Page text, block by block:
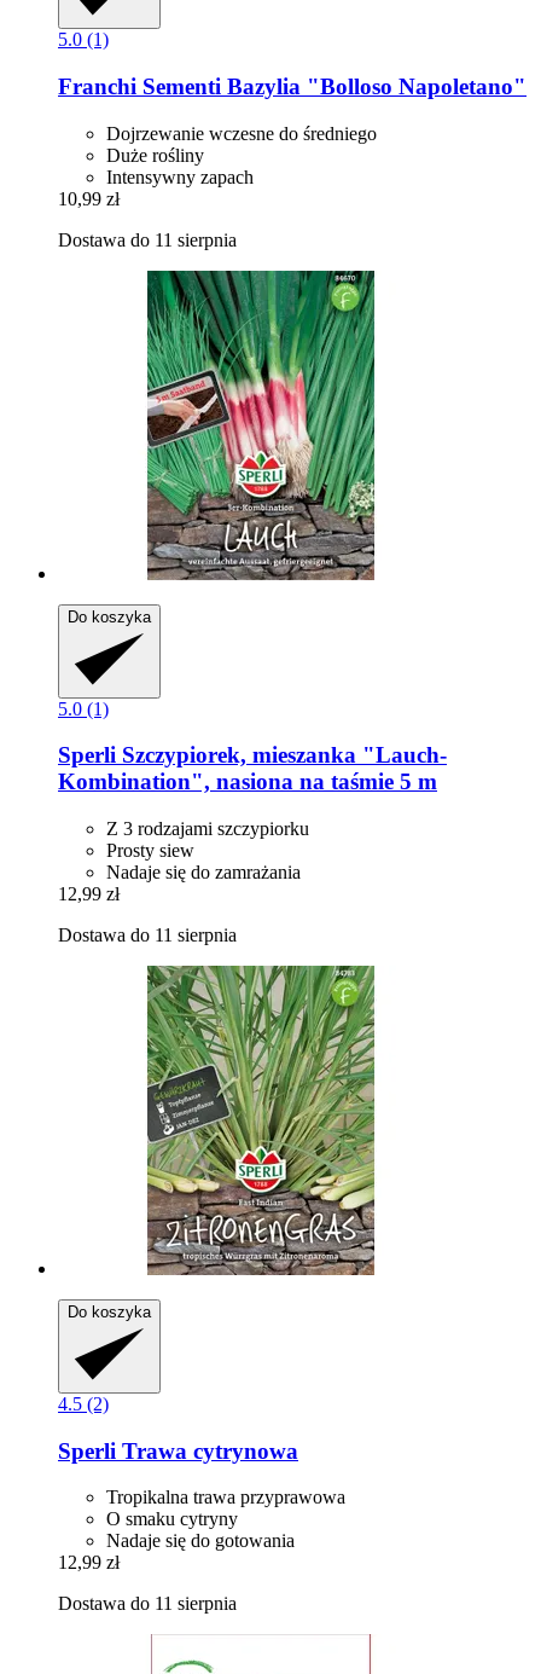
5.0 (1)
Franchi Sementi Bazylia "Bolloso Napoletano"
Dojrzewanie wczesne do średniego
Duże rośliny
Intensywny zapach
10,99 zł
Dostawa do 11 sierpnia
Do koszyka
5.0 (1)
Sperli Szczypiorek, mieszanka "Lauch-​
Kombination", nasiona na taśmie 5 m
Z 3 rodzajami szczypiorku
Prosty siew
Nadaje się do zamrażania
12,99 zł
Dostawa do 11 sierpnia
Do koszyka
4.5 (2)
Sperli Trawa cytrynowa
Tropikalna trawa przyprawowa
O smaku cytryny
Nadaje się do gotowania
12,99 zł
Dostawa do 11 sierpnia